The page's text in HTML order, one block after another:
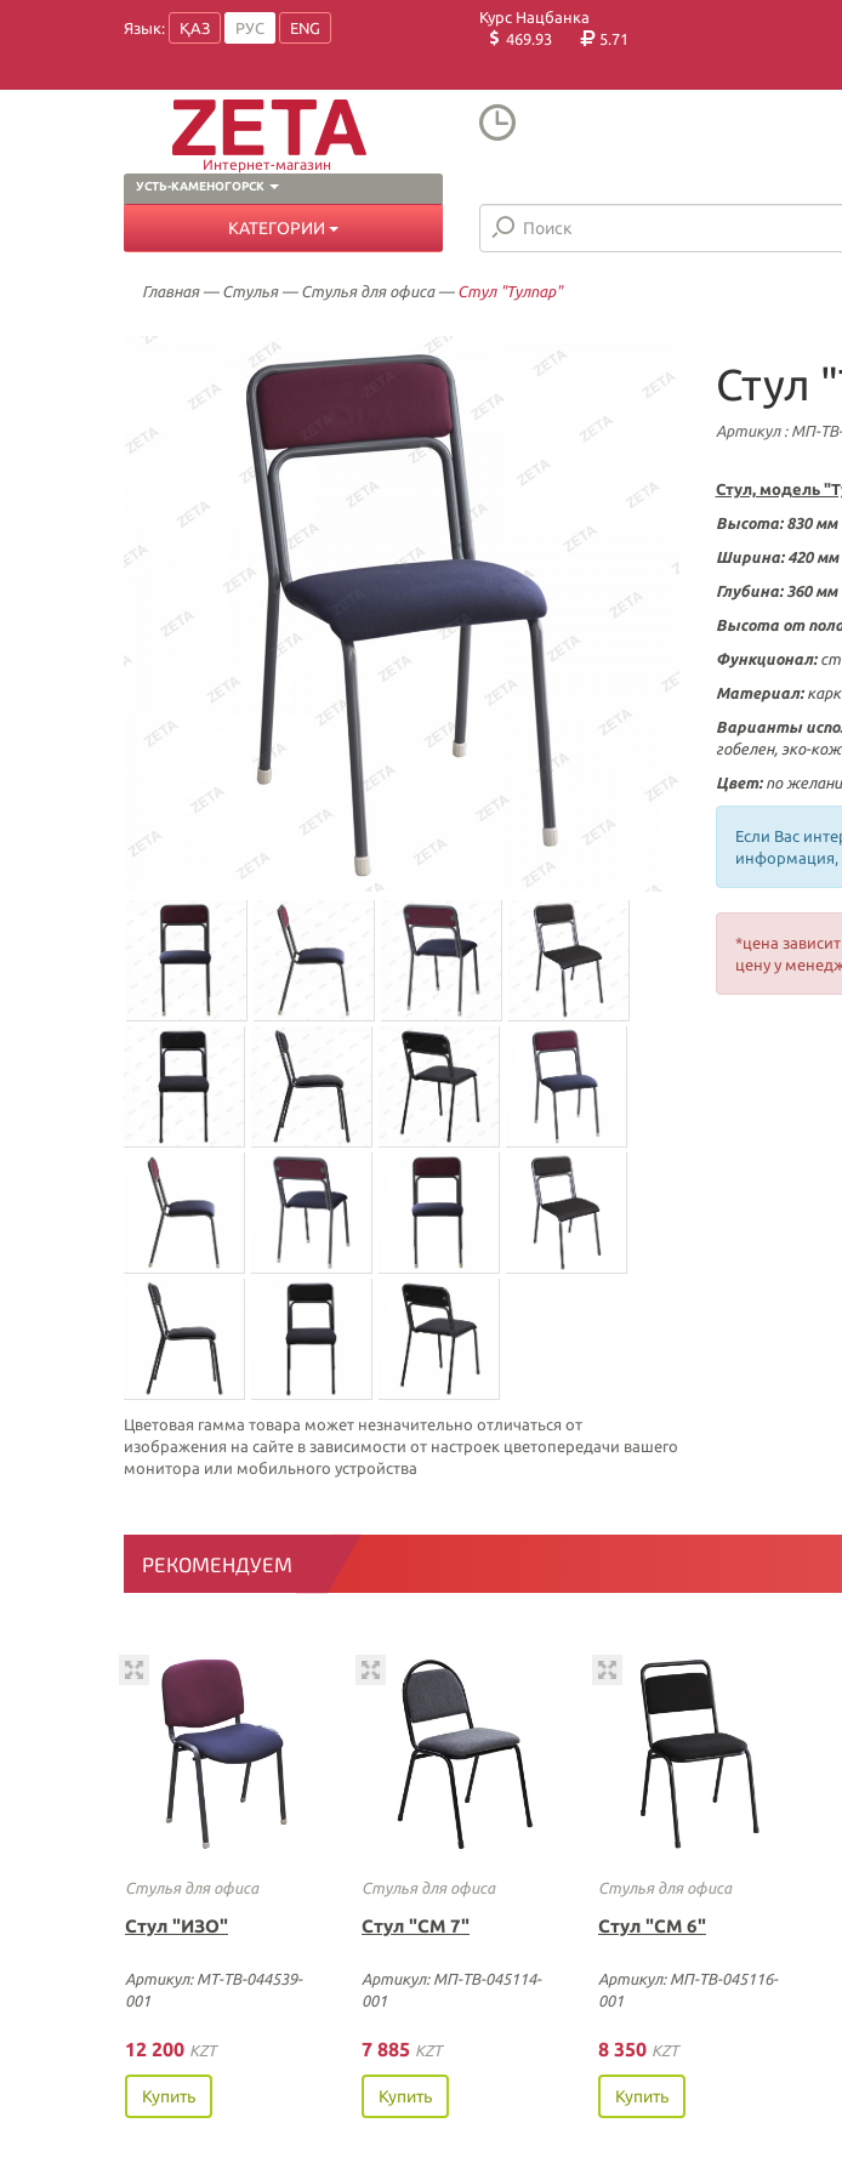
Язык: ҚАЗ РУС ENG
Курс Нацбанка
469.93
5.71
УСТЬ-КАМЕНОГОРСК
Интернет-магазин
КАТЕГОРИИ
Главная— Стулья— Стулья для офиса— Стул "Тулпар"
Цветовая гамма товара может незначительно отличаться от
изображения на сайте в зависимости от настроек цветопередачи вашего
монитора или мобильного устройства
Стул
Артикул: МП-ТВ-
Стул, модель
Высота: 830 мм
Ширина: 420 мм
Глубина: 360 мм
Высота от пола
Функционал:
Материал:
Варианты
гобелен, эко-
Цвет: по
Если Вас
информация,
*цена
цену у
РЕКОМЕНДУЕМ
Стулья для офиса
Стул "ИЗО"
Артикул: МТ-ТВ-044539-
001
12 200 KZT
Купить
Стулья для офиса
Стул "СМ 7"
Артикул: МП-ТВ-045114-
001
7 885 KZT
Купить
Стулья для офиса
Стул "СМ 6"
Артикул: МП-ТВ-045116-
001
8 350 KZT
Купить